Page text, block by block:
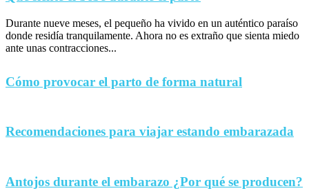
Durante nueve meses, el pequeño ha vivido en un auténtico paraíso
donde residía tranquilamente. Ahora no es extraño que sienta miedo
ante unas contracciones...
Cómo provocar el parto de forma natural
Recomendaciones para viajar estando embarazada
Antojos durante el embarazo ¿Por qué se producen?